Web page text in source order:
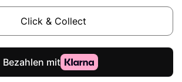
Click & Collect